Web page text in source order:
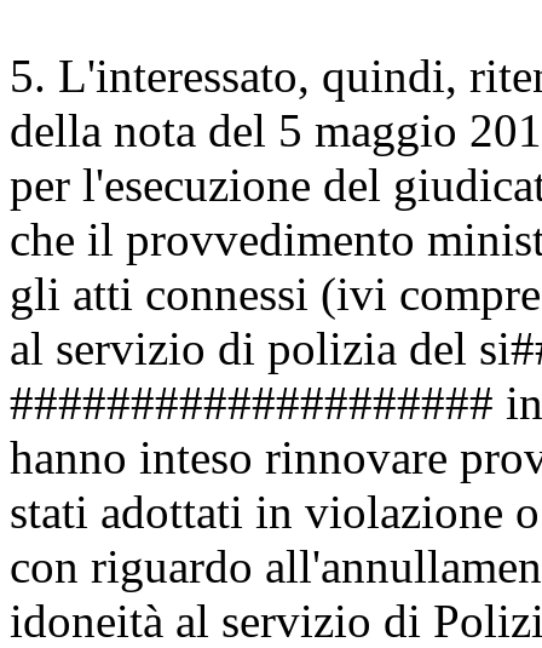
5. L'interessato, quindi,
della nota del 5 maggio
per l'esecuzione del
che il provvedimento
gli atti connessi (ivi
al servizio di polizia del
####################
hanno inteso rinnovare
stati adottati in violazione
con riguardo
idoneità al servizio di